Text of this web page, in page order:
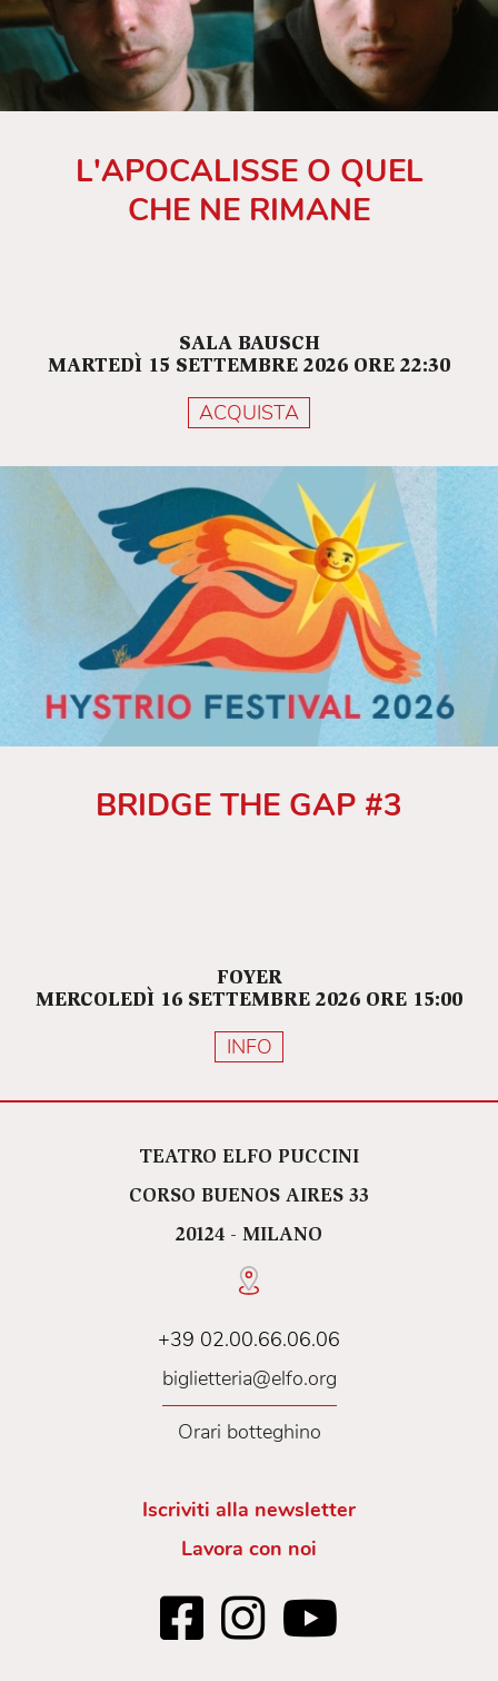
L'APOCALISSE O QUEL
CHE NE RIMANE
SALA BAUSCH
MARTEDÌ 15 SETTEMBRE 2026 ORE 22:30
ACQUISTA
BRIDGE THE GAP #3
FOYER
MERCOLEDÌ 16 SETTEMBRE 2026 ORE 15:00
INFO
TEATRO ELFO PUCCINI
CORSO BUENOS AIRES 33
20124 - MILANO
+39 02.00.66.06.06
biglietteria@elfo.org
Orari botteghino
Iscriviti alla newsletter
Lavora con noi